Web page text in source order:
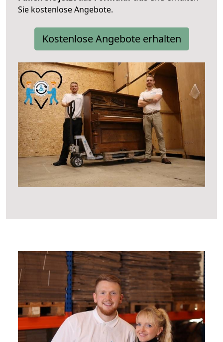
Sie kostenlose Angebote.
Kostenlose Angebote erhalten